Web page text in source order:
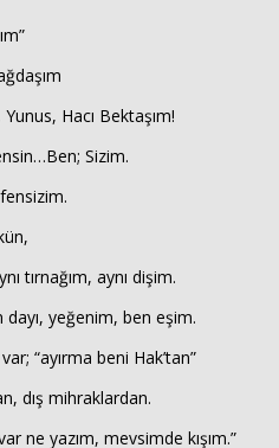
Hacı Bektaşım!
Sizim.
tırnağım, aynı dişim.
dayı, yeğenim, ben eşim.
“ayırma beni Hak’tan”
dış mihraklardan.
ne yazım, mevsimde kışım.”